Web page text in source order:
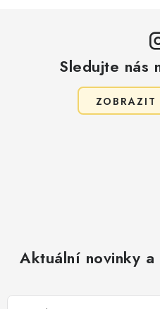
Sledujte nás
ZOBRAZIT
Aktuální novinky a